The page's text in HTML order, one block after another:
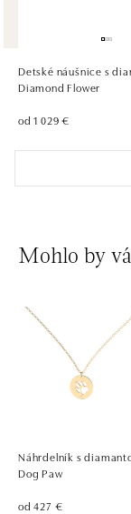
Chlumecká
dnes
Roztylská 2321/
dnes
Detské náušnice s
Diamond Flower
od 1 029 €
Mohlo by
Náhrdelník s
Dog Paw
od 427 €